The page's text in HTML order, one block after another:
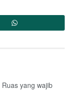
Ruas yang wajib